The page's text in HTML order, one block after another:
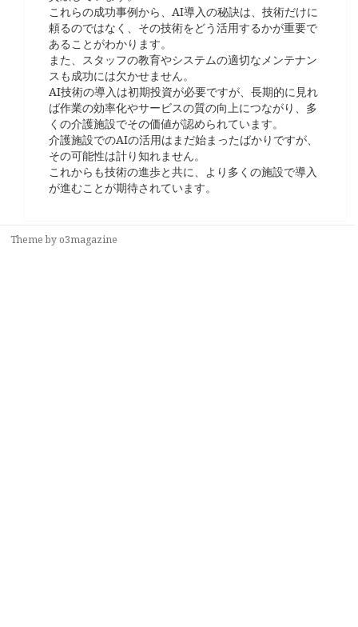
これらの成功事例から、AI導入の秘訣は、技術だけに
頼るのではなく、その技術をどう活用するかが重要で
あることがわかります。
また、スタッフの教育やシステムの適切なメンテナン
スも成功には欠かせません。
AI技術の導入は初期投資が必要ですが、長期的に見れ
ば作業の効率化やサービスの質の向上につながり、多
くの介護施設でその価値が認められています。
介護施設でのAIの活用はまだ始まったばかりですが、
その可能性は計り知れません。
これからも技術の進歩と共に、より多くの施設で導入
が進むことが期待されています。
Theme by o3magazine